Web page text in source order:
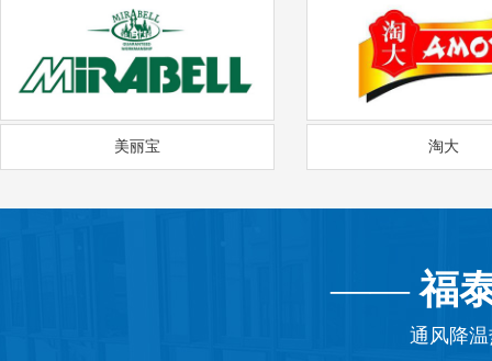
美丽宝 淘大
——福
通风降